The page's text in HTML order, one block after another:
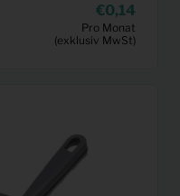
0,14
Pro Monat
(exklusiv MwSt)